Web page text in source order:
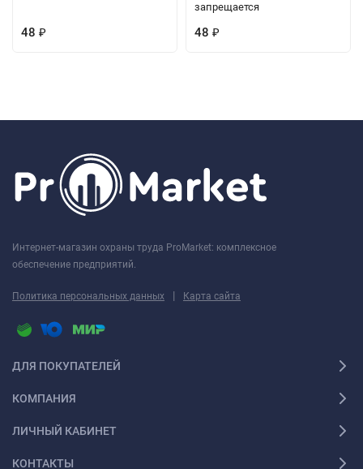
48 ₽
запрещается
48 ₽
Интернет-магазин охраны труда ProMarket: комплексное
обеспечение предприятий.
Политика персональных данных | Карта сайта
ДЛЯ ПОКУПАТЕЛЕЙ
КОМПАНИЯ
ЛИЧНЫЙ КАБИНЕТ
КОНТАКТЫ